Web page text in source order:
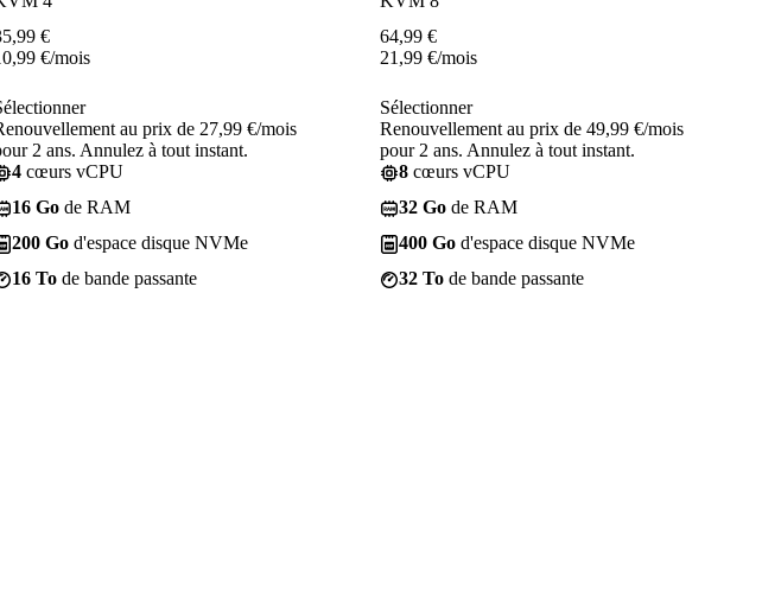
€
€/mois
au prix de 27,99 €/mois
2 ans. Annulez à tout instant.
4 cœurs vCPU
16 Go de RAM
200 Go d'espace disque NVMe
16 To de bande passante
64,99 €
21,99 €/mois
Sélectionner
Renouvellement au prix de 49,99 €/mois
pour 2 ans. Annulez à tout instant.
8 cœurs vCPU
32 Go de RAM
400 Go d'espace disque NVMe
32 To de bande passante